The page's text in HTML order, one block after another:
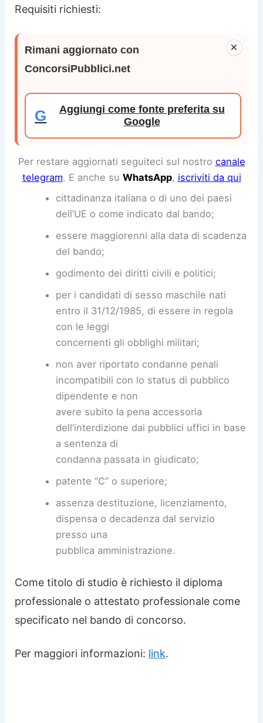
Requisiti richiesti:
×
Rimani aggiornato con
ConcorsiPubblici.net
G
Aggiungi come fonte preferita su
Google
Per restare aggiornati seguiteci sul nostro canale
telegram. E anche su WhatsApp, iscriviti da qui
cittadinanza italiana o di uno dei paesi
dell’UE o come indicato dal bando;
essere maggiorenni alla data di scadenza
del bando;
godimento dei diritti civili e politici;
per i candidati di sesso maschile nati
entro il 31/12/1985, di essere in regola
con le leggi
concernenti gli obblighi militari;
non aver riportato condanne penali
incompatibili con lo status di pubblico
dipendente e non
avere subito la pena accessoria
dell’interdizione dai pubblici uffici in base
a sentenza di
condanna passata in giudicato;
patente “C” o superiore;
assenza destituzione, licenziamento,
dispensa o decadenza dal servizio
presso una
pubblica amministrazione.
Come titolo di studio è richiesto il diploma
professionale o attestato professionale come
specificato nel bando di concorso.
Per maggiori informazioni: link.